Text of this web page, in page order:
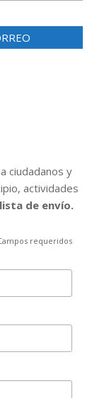
ciudadanos y
actividades
de envío.
requeridos